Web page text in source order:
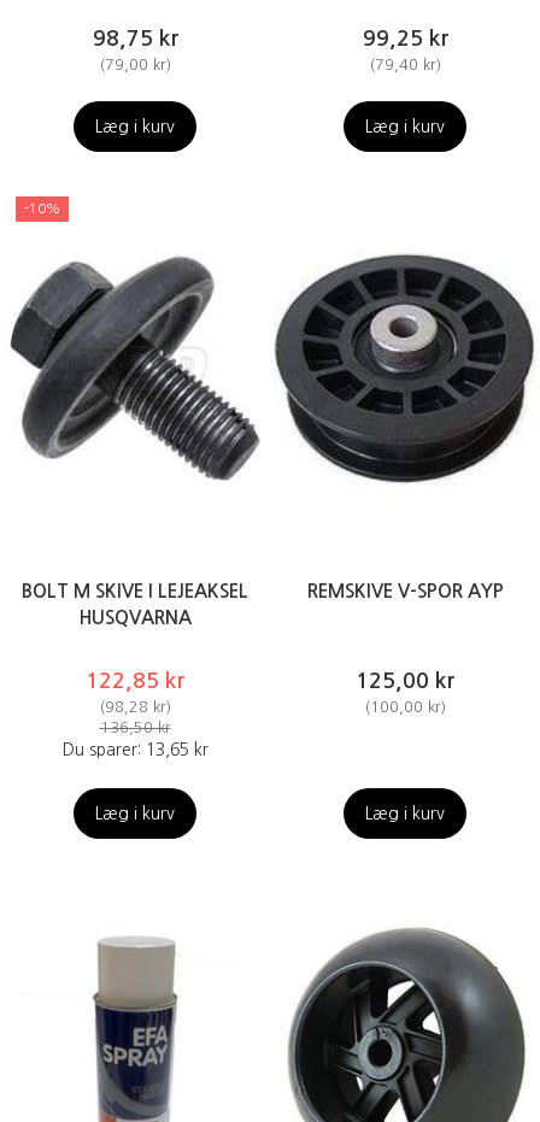
98,75 kr
(79,00 kr)
Læg i kurv
99,25 kr
(79,40 kr)
Læg i kurv
-10%
BOLT M SKIVE I LEJEAKSEL
HUSQVARNA
122,85 kr
(98,28 kr)
136,50 kr
Du sparer: 13,65 kr
Læg i kurv
REMSKIVE V-SPOR AYP
125,00 kr
( 100,00 kr)
Læg i kurv